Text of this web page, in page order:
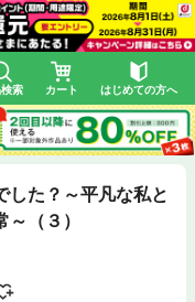
索 カート はじめての方へ
した？～平凡な私と
（３）